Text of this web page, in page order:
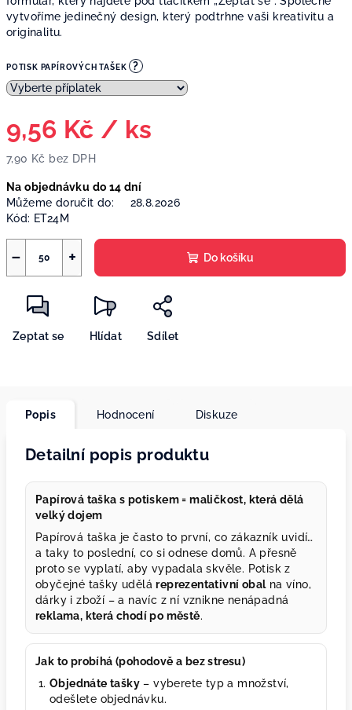
vytvoříme jedinečný design, který podtrhne vaši kreativitu a
originalitu.
POTISK PAPÍROVÝCH TAŠEK ?
9,56 Kč / ks
7,90 Kč bez DPH
cena:
Na objednávku do 14 dní
Můžeme doručit do:
28.8.2026
Kód: ET24M
+
− Do košíku
Zeptat se Hlídat Sdílet
Popis Hodnocení Diskuze
Detailní popis produktu
Papírová taška s potiskem = maličkost, která dělá
velký dojem
Papírová taška je často to první, co zákazník uvidí…
a taky to poslední, co si odnese domů. A přesně
proto se vyplatí, aby vypadala skvěle. Potisk z
obyčejné tašky uděláreprezentativní obalna víno,
dárky i zboží – a navíc z ní vznikne nenápadná
reklama, která chodí po městě.
Jak to probíhá (pohodově a bez stresu)
Objednáte tašky – vyberete typ a množství,
odešlete objednávku.